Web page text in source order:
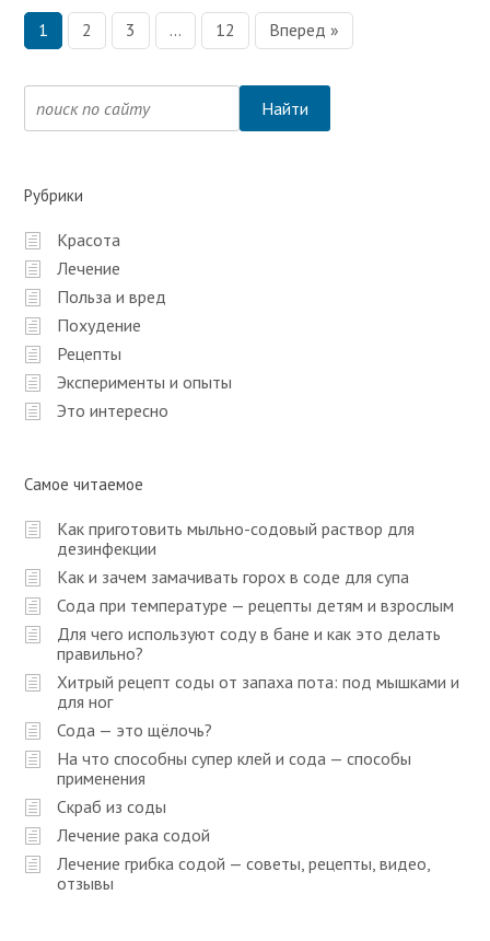
а
в
г
а
ц
и
я
п
о
з
п
и
я
м
1 2 3 … 12 Вперед »
Рубрики
Красота
Лечение
Польза и вред
Похудение
Рецепты
Эксперименты и опыты
Это интересно
Самое читаемое
Как приготовить мыльно-содовый раствор для
дезинфекции
Как и зачем замачивать горох в соде для супа
Сода при температуре — рецепты детям и взрослым
Для чего используют соду в бане и как это делать
правильно?
Хитрый рецепт соды от запаха пота: под мышками и
для ног
Сода — это щёлочь?
На что способны супер клей и сода — способы
применения
Скраб из соды
Лечение рака содой
Лечение грибка содой — советы, рецепты, видео,
отзывы